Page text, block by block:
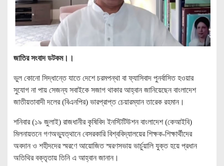
জাতির সংবাদ ডটকম।।
ভুল কোনো সিদ্ধান্তে যাতে দেশে চরমপন্থা বা ফ্যাসিবাদ পুনর্বাসিত হওয়ার
সুযোগ না পায় সেজন্য সবাইকে সজাগ থাকার আহ্বান জানিয়েছেন বাংলাদেশ
জাতীয়তাবাদী দলের (বিএনপির) ভারপ্রাপ্ত চেয়ারম্যান তারেক রহমান।
‎শনিবার (১৯ জুলাই) রাজধানীর কৃষিবিদ ইনস্টিটিউশন বাংলাদেশ (কেআইবি)
মিলনায়তনে গণঅভ্যুত্থানে বেসরকারি বিশ্ববিদ্যালয়ের শিক্ষক-শিক্ষার্থীদের
অবদান ও শহীদদের স্মরণে আয়োজিত স্মরণসভায় ভার্চুয়ালি যুক্ত হয়ে প্রধান
অতিথির বক্তৃতায় তিনি এ আহ্বান জানান।